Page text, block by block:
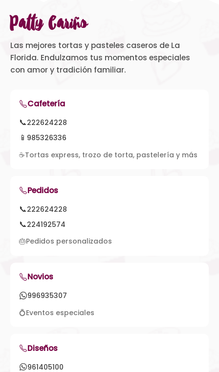
Patty Cariño
Las mejores tortas y pasteles caseros de La
Florida. Endulzamos tus momentos especiales
con amor y tradición familiar.
Cafetería
📞222624228
📱 985326336
☕Tortas express, trozo de torta, pastelería y más
Pedidos
📞222624228
📞224192574
🎂Pedidos personalizados
Novios
996935307
💍Eventos especiales
Diseños
961405100